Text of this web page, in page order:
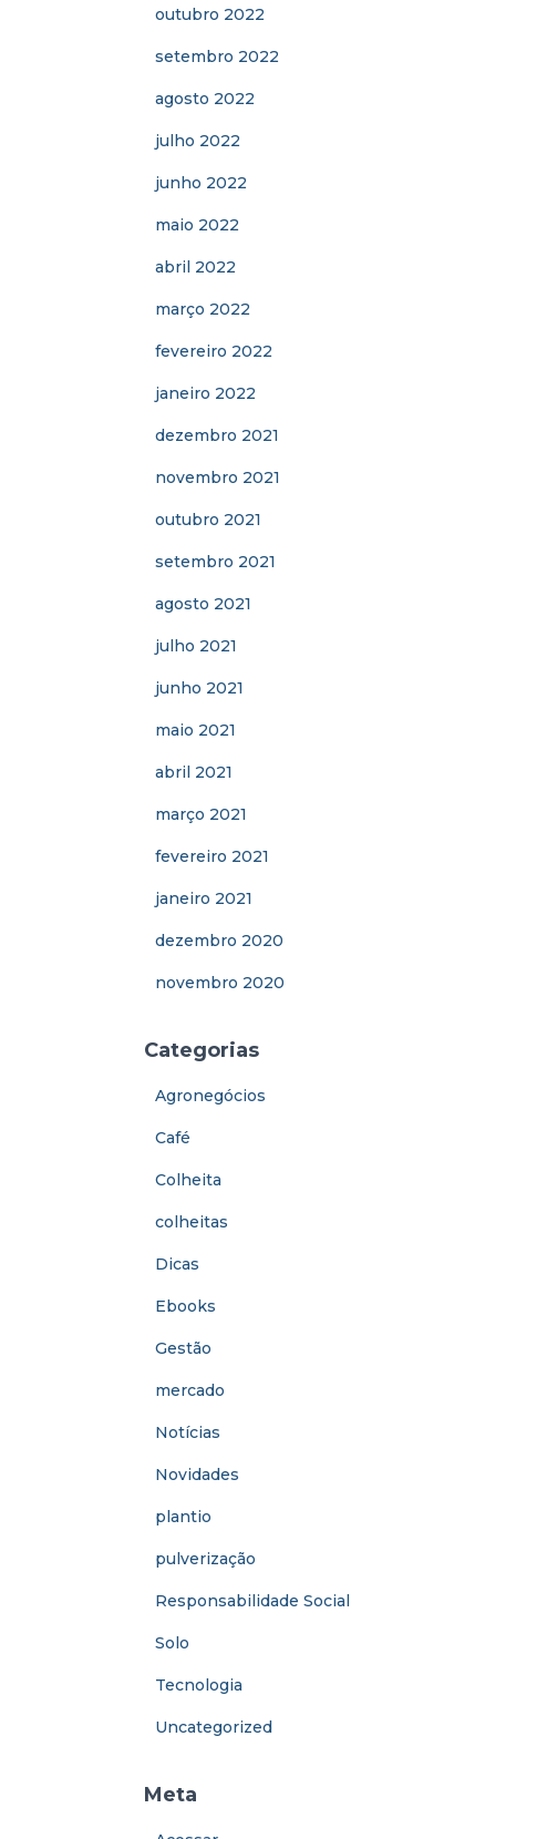
outubro 2022
setembro 2022
agosto 2022
julho 2022
junho 2022
maio 2022
abril 2022
março 2022
fevereiro 2022
janeiro 2022
dezembro 2021
novembro 2021
outubro 2021
setembro 2021
agosto 2021
julho 2021
junho 2021
maio 2021
abril 2021
março 2021
fevereiro 2021
janeiro 2021
dezembro 2020
novembro 2020
Categorias
Agronegócios
Café
Colheita
colheitas
Dicas
Ebooks
Gestão
mercado
Notícias
Novidades
plantio
pulverização
Responsabilidade Social
Solo
Tecnologia
Uncategorized
Meta